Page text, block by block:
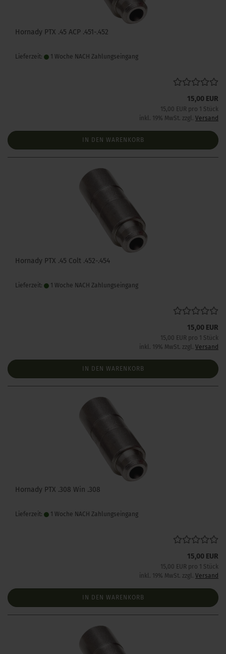
Hornady PTX .45 ACP .451-.452
Lieferzeit: 1 Woche NACH Zahlungseingang
15,00 EUR
15,00 EUR pro 1 Stück
inkl. 19% MwSt. zzgl. Versand
IN DEN WARENKORB
Hornady PTX .45 Colt .452-.454
Lieferzeit: 1 Woche NACH Zahlungseingang
15,00 EUR
15,00 EUR pro 1 Stück
inkl. 19% MwSt. zzgl. Versand
IN DEN WARENKORB
Hornady PTX .308 Win .308
Lieferzeit: 1 Woche NACH Zahlungseingang
15,00 EUR
15,00 EUR pro 1 Stück
inkl. 19% MwSt. zzgl. Versand
IN DEN WARENKORB